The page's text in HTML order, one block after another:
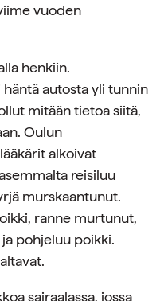
vuoden
henkiin.
autosta yli tunnin
mitään tietoa siitä,
Oulun
alkoivat
reisiluu
murskaantunut.
ranne murtunut,
pohjeluu poikki.
sairaalassa, jossa